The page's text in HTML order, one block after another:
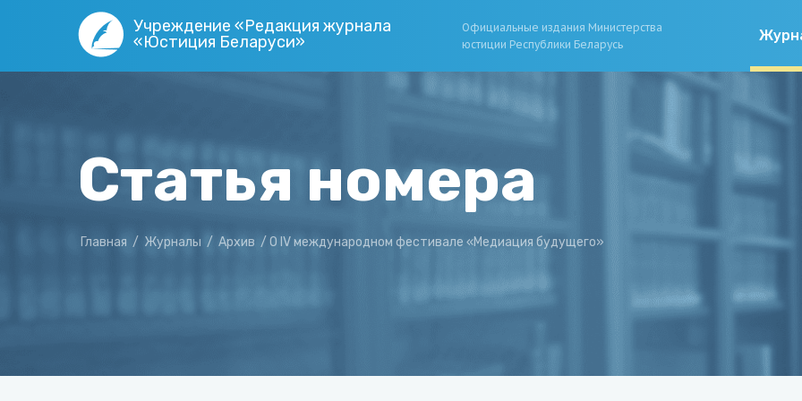
Учреждение «Редакция журнала
«Юстиция Беларуси»
Официальные издания Министерства
юстиции Республики Беларусь
Статья номера
Главная / Журналы / Архив / О IV международном фестивале «Медиация будущего»